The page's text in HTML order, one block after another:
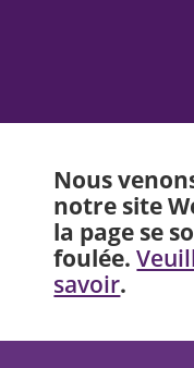
Nous
notre site
la page se
foulée.
savoir.